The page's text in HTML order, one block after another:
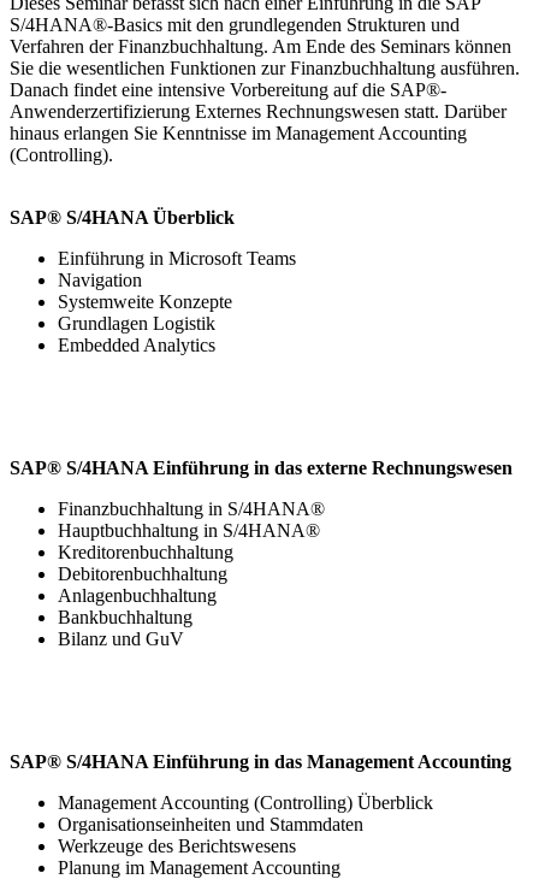
S/4HANA®-Basics mit den grundlegenden Strukturen und
Verfahren der Finanzbuchhaltung. Am Ende des Seminars können
Sie die wesentlichen Funktionen zur Finanzbuchhaltung ausführen.
Danach findet eine intensive Vorbereitung auf die SAP®-
Anwenderzertifizierung Externes Rechnungswesen statt. Darüber
hinaus erlangen Sie Kenntnisse im Management Accounting
(Controlling).
SAP® S/4HANA Überblick
Einführung in Microsoft Teams
Navigation
Systemweite Konzepte
Grundlagen Logistik
Embedded Analytics
SAP® S/4HANA Einführung in das externe Rechnungswesen
Finanzbuchhaltung in S/4HANA®
Hauptbuchhaltung in S/4HANA®
Kreditorenbuchhaltung
Debitorenbuchhaltung
Anlagenbuchhaltung
Bankbuchhaltung
Bilanz und GuV
SAP® S/4HANA Einführung in das Management Accounting
Management Accounting (Controlling) Überblick
Organisationseinheiten und Stammdaten
Werkzeuge des Berichtswesens
Planung im Management Accounting